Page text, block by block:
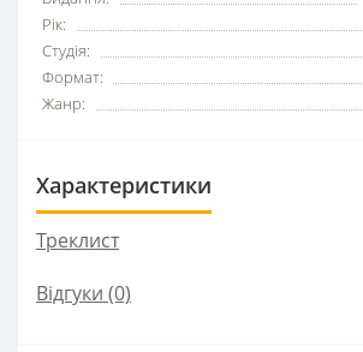
Рік:
Студія:
Формат:
Жанр:
Характеристики
Треклист
Відгуки (0)